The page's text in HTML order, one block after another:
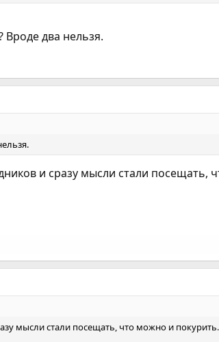
Вроде два нельзя.
и сразу мысли стали
мысли стали посещать, что можно и